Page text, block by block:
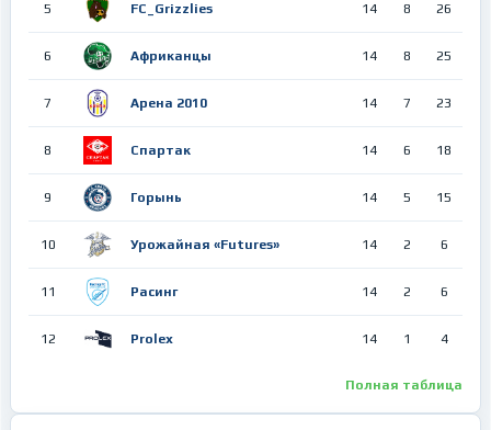
5 FC_Grizzlies 14 8 26
6 Африканцы 14 8 25
7 Арена 2010 14 7 23
8 Спартак 14 6 18
9 Горынь 14 5 15
10 Урожайная «Futures» 14 2 6
11 Расинг 14 2 6
12 Prolex 14 1 4
Полная таблица